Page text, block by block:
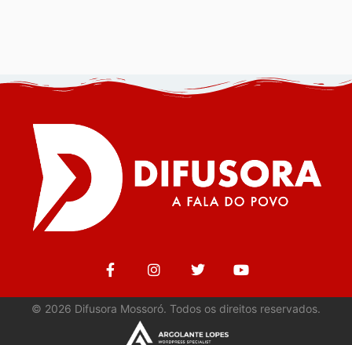
© 2026 Difusora Mossoró. Todos os direitos reservados.